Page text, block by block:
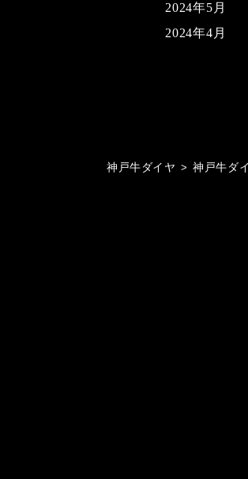
2024年5月
2024年4月
神戸牛ダイヤ > 神戸牛ダ